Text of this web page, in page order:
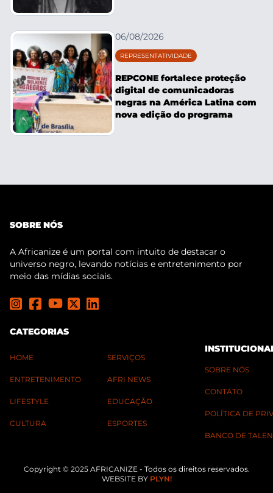
06/08/2026
REPRESENTATIVIDADE
REPCONE fortalece proteção
digital de comunicadoras
negras na América Latina com
nova edição do programa
SOBRE NÓS
A Africanize é um portal com intuito de destacar o
universo negro, levando notícias e entretenimento por
meio das mídias sociais.
CATEGORIAS
HOME
ENTRETENIMENTO
LIFESTYLE
CULTURA
SERVIÇOS
AFRI NEWS
EDUCAÇÃO
ESPORTES
SOBRE NÓS
CONTATO
POLÍTICA DE
BANCO DE
Copyright © 2025 AFRICANIZE - Todos os direitos reservados.
WEBSITE BY PLYN!